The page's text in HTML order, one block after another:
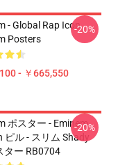
- Global Rap Icon
Posters
- ￥665,550
-20%
ポスター - Eminem
ピル - スリム Shady
ター RB0704
-20%